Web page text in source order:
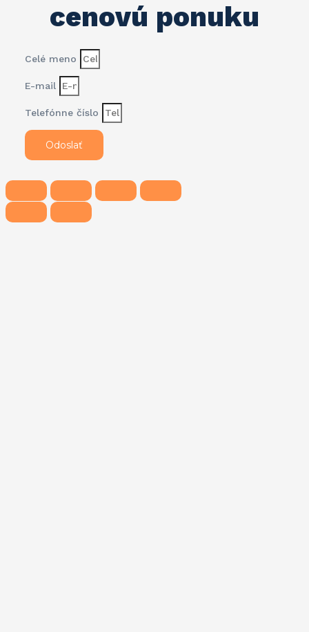
cenovú ponuku
Celé meno
E-mail
Telefónne číslo
Odoslať